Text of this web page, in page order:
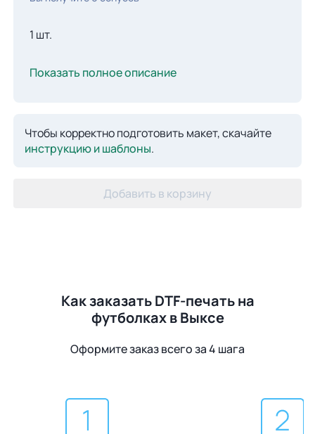
1 шт.
Показать полное описание
Чтобы корректно подготовить макет, скачайте
инструкцию и шаблоны.
Добавить в корзину
Как заказать DTF-печать на
футболках в Выксе
Оформите заказ всего за 4 шага